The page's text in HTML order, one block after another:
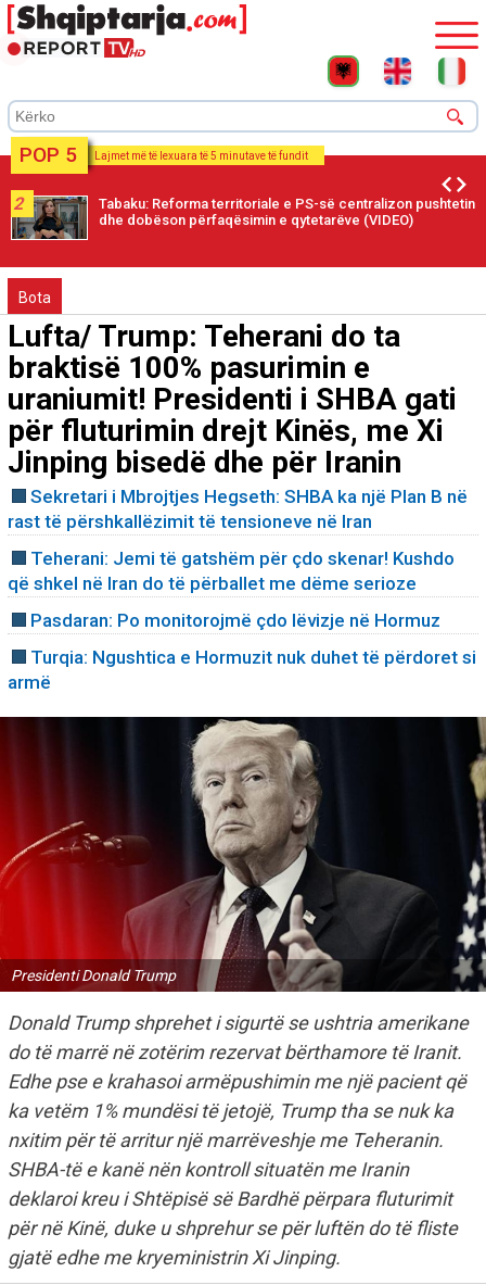
POP 5 Lajmet më të lexuara të 5 minutave të fundit
2
Tabaku: Reforma territoriale e PS-së centralizon pushtetin
dhe dobëson përfaqësimin e qytetarëve (VIDEO)
Bota
Lufta/ Trump: Teherani do ta
braktisë 100% pasurimin e
uraniumit! Presidenti i SHBA gati
për fluturimin drejt Kinës, me Xi
Jinping bisedë dhe për Iranin
Sekretari i Mbrojtjes Hegseth: SHBA ka një Plan B në
rast të përshkallëzimit të tensioneve në Iran
Teherani: Jemi të gatshëm për çdo skenar! Kushdo
që shkel në Iran do të përballet me dëme serioze
Pasdaran: Po monitorojmë çdo lëvizje në Hormuz
Turqia: Ngushtica e Hormuzit nuk duhet të përdoret si
armë
Presidenti Donald Trump
Donald Trump shprehet i sigurtë se ushtria amerikane
do të marrë në zotërim rezervat bërthamore të Iranit.
Edhe pse e krahasoi armëpushimin me një pacient që
ka vetëm 1% mundësi të jetojë, Trump tha se nuk ka
nxitim për të arritur një marrëveshje me Teheranin.
SHBA-të e kanë nën kontroll situatën me Iranin
deklaroi kreu i Shtëpisë së Bardhë përpara fluturimit
për në Kinë, duke u shprehur se për luftën do të fliste
gjatë edhe me kryeministrin Xi Jinping.